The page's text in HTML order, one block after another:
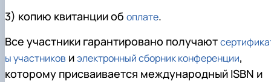
3) копию квитанции об оплате.
Все участники гарантировано получают
ы участников иэлектронный сборник конференции,
которому присваивается международный ISBN и